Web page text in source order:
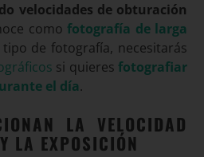
velocidades de obturación
comofotografía de larga
tipo de fotografía, necesitarás
si quieres fotografiar
el día.
LA VELOCIDAD
LA EXPOSICIÓN